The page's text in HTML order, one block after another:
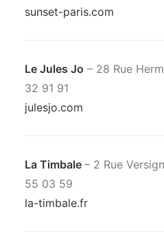
sunset-paris.com
Le Jules Jo – 28 Rue
32 91 91
julesjo.com
La Timbale – 2 Rue
55 03 59
la-timbale.fr